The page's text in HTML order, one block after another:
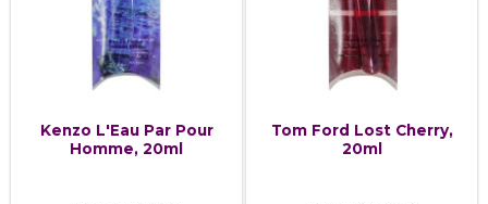
Kenzo L'Eau Par Pour
Homme, 20ml
Tom Ford Lost Cherry,
20ml